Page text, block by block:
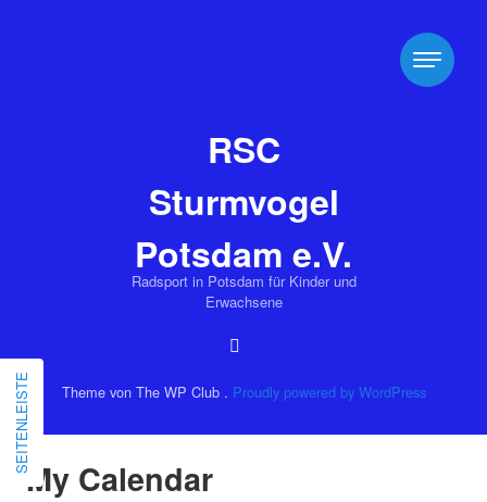
My Calendar
SEITENLEISTE
RSC
Sturmvogel
Potsdam e.V.
Radsport in Potsdam für Kinder und
Erwachsene
Theme von The WP Club . Proudly powered by WordPress